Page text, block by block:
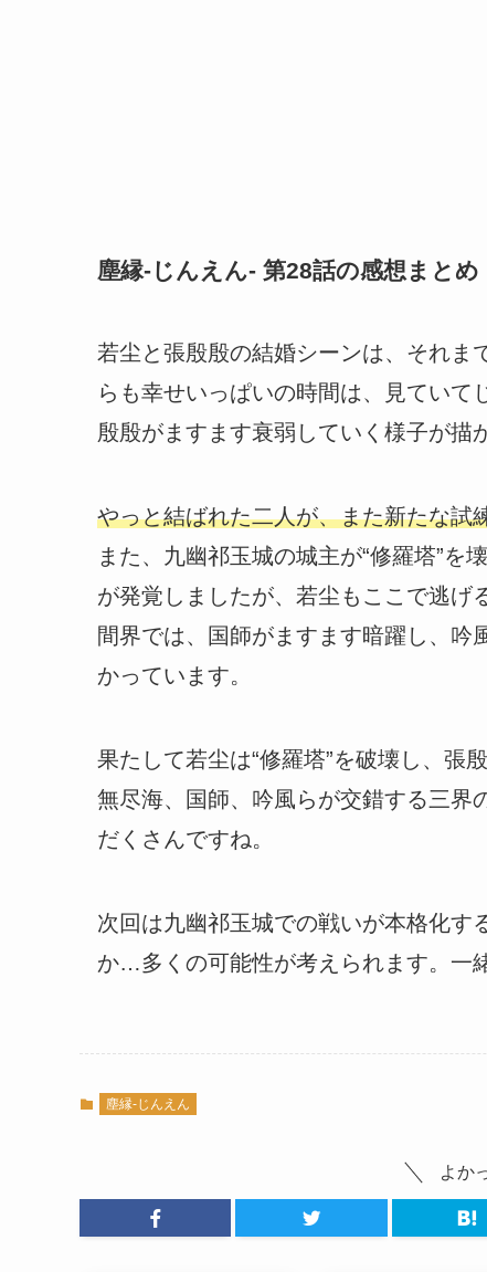
塵縁-じんえん- 第28話の感想まとめ
若尘と張殷殷の結婚シーンは、それま
らも幸せいっぱいの時間は、見ていて
殷殷がますます衰弱していく様子が描
やっと結ばれた二人が、また新たな
また、九幽祁玉城の城主が“修羅塔”を
が発覚しましたが、若尘もここで逃げ
間界では、国師がますます暗躍し、吟
かっています。
果たして若尘は“修羅塔”を破壊し、張
無尽海、国師、吟風らが交錯する三界
だくさんですね。
次回は九幽祁玉城での戦いが本格化す
か…多くの可能性が考えられます。一
塵縁-じんえん
よか